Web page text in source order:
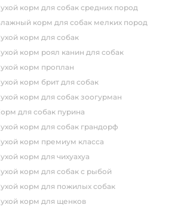
сухой корм для собак средних пород
влажный корм для собак мелких пород
сухой корм для собак
сухой корм роял канин для собак
сухой корм проплан
сухой корм брит для собак
сухой корм для собак зоогурман
корм для собак пурина
сухой корм для собак грандорф
сухой корм премиум класса
сухой корм для чихуахуа
сухой корм для собак с рыбой
сухой корм для пожилых собак
сухой корм для щенков